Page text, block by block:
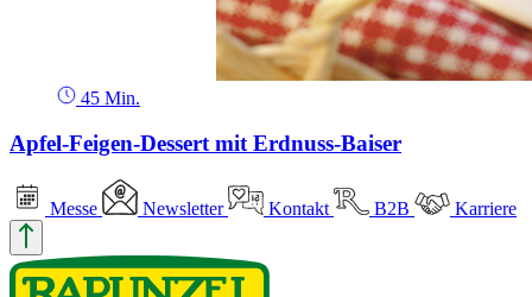
45 Min.
Apfel-Feigen-Dessert mit Erdnuss-Baiser
Messe Newsletter Kontakt B2B Karriere